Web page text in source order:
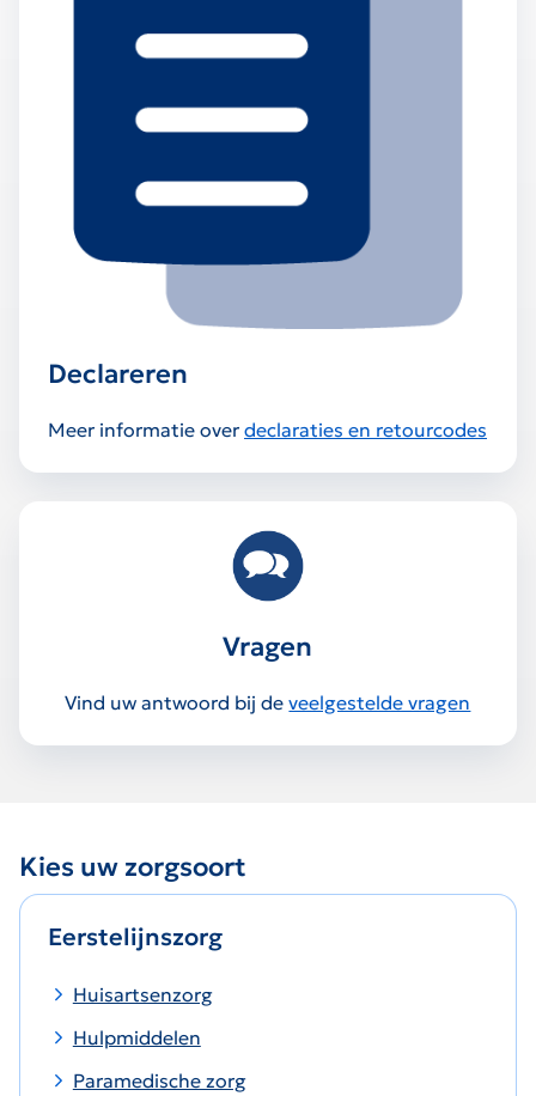
Declareren
Meer informatie over declaraties en retourcodes
Vragen
Vind uw antwoord bij deveelgestelde vragen
Kies uw zorgsoort
Eerstelijnszorg
Huisartsenzorg
Hulpmiddelen
Paramedische zorg